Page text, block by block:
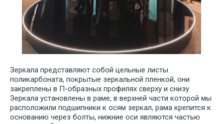
Зеркала:
Зеркала представляют собой цельные листы
поликарбоната, покрытые зеркальной пленкой, они
закреплены в П-образных профилях сверху и снизу.
Зеркала установлены в раме, в верхней части которой мы
расположили подшипники к осям зеркал, рама крепится к
основанию через болты, нижние оси являются частью